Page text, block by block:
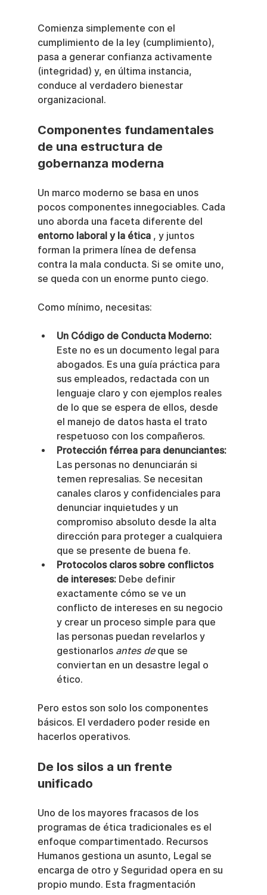
Comienza simplemente con el
cumplimiento de la ley (cumplimiento),
pasa a generar confianza activamente
(integridad) y, en última instancia,
conduce al verdadero bienestar
organizacional.
Componentes fundamentales
de una estructura de
gobernanza moderna
Un marco moderno se basa en unos
pocos componentes innegociables. Cada
uno aborda una faceta diferente del
entorno laboral y la ética , y juntos
forman la primera línea de defensa
contra la mala conducta. Si se omite uno,
se queda con un enorme punto ciego.
Como mínimo, necesitas:
Un Código de Conducta Moderno:
Este no es un documento legal para
abogados. Es una guía práctica para
sus empleados, redactada con un
lenguaje claro y con ejemplos reales
de lo que se espera de ellos, desde
el manejo de datos hasta el trato
respetuoso con los compañeros.
Protección férrea para denunciantes:
Las personas no denunciarán si
temen represalias. Se necesitan
canales claros y confidenciales para
denunciar inquietudes y un
compromiso absoluto desde la alta
dirección para proteger a cualquiera
que se presente de buena fe.
Protocolos claros sobre conflictos
de intereses: Debe definir
exactamente cómo se ve un
conflicto de intereses en su negocio
y crear un proceso simple para que
las personas puedan revelarlos y
gestionarlos antes de que se
conviertan en un desastre legal o
ético.
Pero estos son solo los componentes
básicos. El verdadero poder reside en
hacerlos operativos.
De los silos a un frente
unificado
Uno de los mayores fracasos de los
programas de ética tradicionales es el
enfoque compartimentado. Recursos
Humanos gestiona un asunto, Legal se
encarga de otro y Seguridad opera en su
propio mundo. Esta fragmentación